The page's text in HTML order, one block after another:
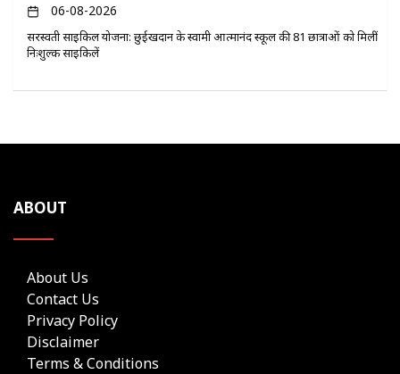
06-08-2026
सरस्वती साइकिल योजना: छुईखदान के स्वामी आत्मानंद स्कूल की 81 छात्राओं को मिलीं
निःशुल्क साइकिलें
ABOUT
About Us
Contact Us
Privacy Policy
Disclaimer
Terms & Conditions